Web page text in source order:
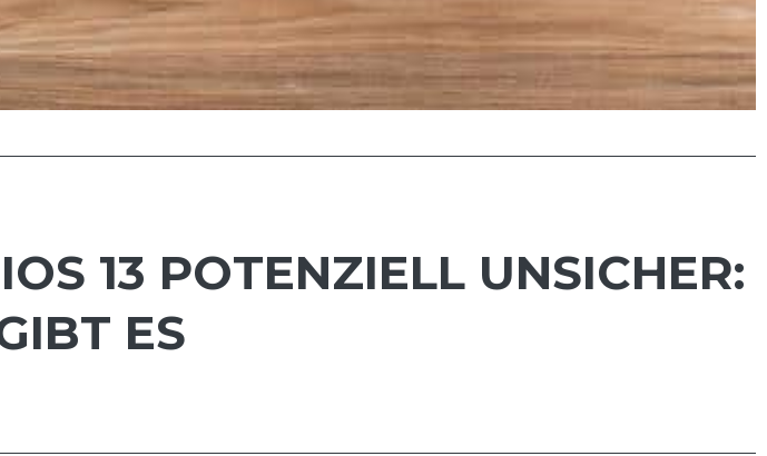
13 POTENZIELL UNSICHER:
ES